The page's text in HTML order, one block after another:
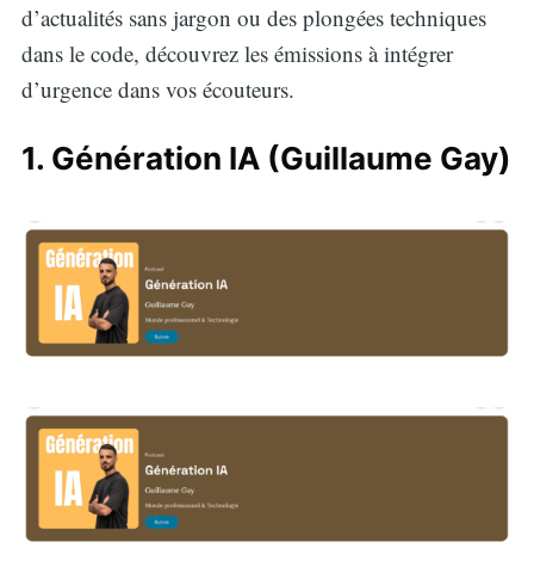
d’actualités sans jargon ou des plongées techniques
dans le code, découvrez les émissions à intégrer
d’urgence dans vos écouteurs.
1. Génération IA (Guillaume Gay)